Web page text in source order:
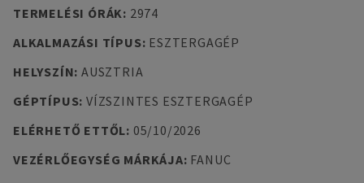
TERMELÉSI ÓRÁK: 2974
ALKALMAZÁSI TÍPUS: ESZTERGAGÉP
HELYSZÍN: AUSZTRIA
GÉPTÍPUS: VÍZSZINTES ESZTERGAGÉP
ELÉRHETŐ ETTŐL: 05/10/2026
VEZÉRLŐEGYSÉG MÁRKÁJA: FANUC